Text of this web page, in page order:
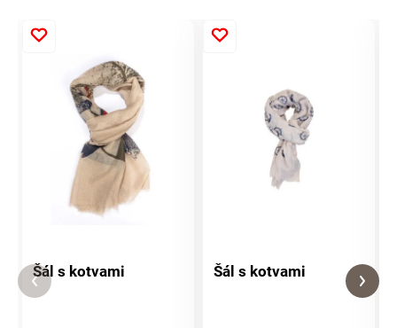
Šál s kotvami Šál s kotvami